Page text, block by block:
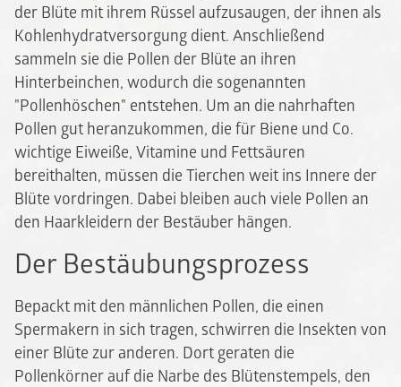
der Blüte mit ihrem Rüssel aufzusaugen, der ihnen als
Kohlenhydratversorgung dient. Anschließend
sammeln sie die Pollen der Blüte an ihren
Hinterbeinchen, wodurch die sogenannten
"Pollenhöschen" entstehen. Um an die nahrhaften
Pollen gut heranzukommen, die für Biene und Co.
wichtige Eiweiße, Vitamine und Fettsäuren
bereithalten, müssen die Tierchen weit ins Innere der
Blüte vordringen. Dabei bleiben auch viele Pollen an
den Haarkleidern der Bestäuber hängen.
Der Bestäubungsprozess
Bepackt mit den männlichen Pollen, die einen
Spermakern in sich tragen, schwirren die Insekten von
einer Blüte zur anderen. Dort geraten die
Pollenkörner auf die Narbe des Blütenstempels, den